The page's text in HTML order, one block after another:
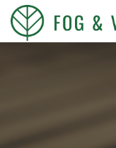
Przejdź
do
treści